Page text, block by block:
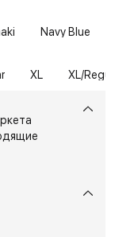
Navy Blue
XL XL/